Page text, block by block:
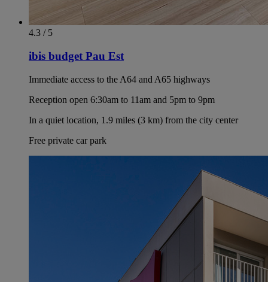
4.3 / 5
ibis budget Pau Est
Immediate access to the A64 and A65 highways
Reception open 6:30am to 11am and 5pm to 9pm
In a quiet location, 1.9 miles (3 km) from the city center
Free private car park